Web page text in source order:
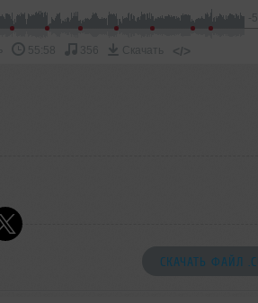
-
55:58 356 Скачать </>
СКАЧАТЬ ФАЙЛ